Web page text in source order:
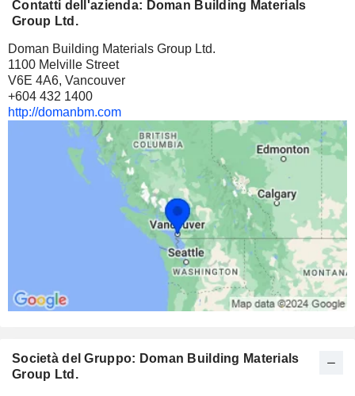
Contatti dell'azienda: Doman Building Materials
Group Ltd.
Doman Building Materials Group Ltd.
1100 Melville Street
V6E 4A6, Vancouver
+604 432 1400
http://domanbm.com
Società del Gruppo: Doman Building Materials
Group Ltd.